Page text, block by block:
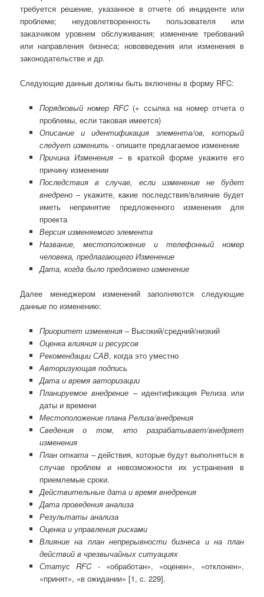
требуется решение, указанное в отчете об инциденте или
проблеме; неудовлетворенность пользователя или
заказчиком уровнем обслуживания; изменение требований
или направления бизнеса; нововведения или изменения в
законодательстве и др.
Следующие данные должны быть включены в форму RFC:
Порядковый номер RFC(+ ссылка на номер отчета о
проблемы, если таковая имеется)
Описание и идентификация элемента/ов, который
следует изменить - опишите предлагаемое изменение
Причина Изменения – в краткой форме укажите его
причину изменении
Последствия в случае, если изменение не будет
внедрено– укажите, какие последствия/влияние будет
иметь непринятие предложенного изменения для
проекта
Версия изменяемого элемента
Название, местоположение и телефонный номер
человека, предлагающего Изменение
Дата, когда было предложено изменение
Далее менеджером изменений заполняются следующие
данные по изменению:
Приоритет изменения– Высокий/средний/низкий
Оценка влияния и ресурсов
Рекомендации САВ, когда это уместно
Авторизующая подпись
Дата и время авторизации
Планируемое внедрение – идентификация Релиза или
даты и времени
Местоположение плана Релиза/внедрения
Сведения о том, кто разрабатывает/внедряет
изменения
План отката – действия, которые будут выполняться в
случае проблем и невозможности их устранения в
приемлемые сроки.
Действительные дата и время внедрения
Дата проведения анализа
Результаты анализа
Оценка и управления рисками
Влияние на план непрерывности бизнеса и на план
действий в чрезвычайных ситуациях
СтатусRFC - «обработан», «оценен», «отклонен»,
«принят», «в ожидании» [1, c. 229].